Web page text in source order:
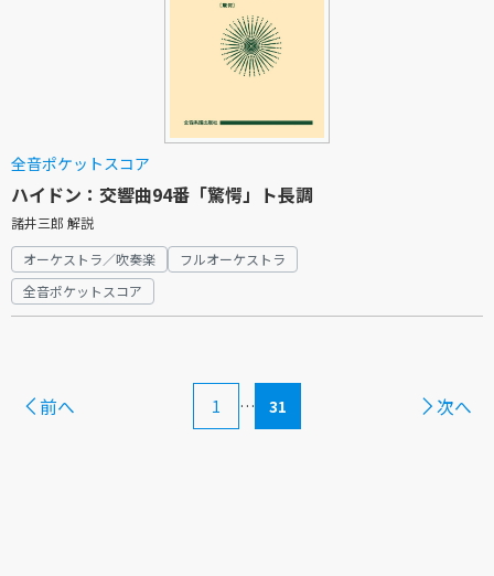
全音ポケットスコア
ハイドン：交響曲94番「驚愕」ト長調
諸井三郎 解説
オーケストラ／吹奏楽
フルオーケストラ
全音ポケットスコア
前へ 1 … 31 次へ